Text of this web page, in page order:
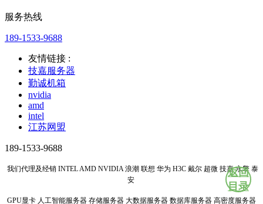
返回
目录
服务热线
189-1533-9688
友情链接 :
技嘉服务器
勤诚机箱
nvidia
amd
intel
江苏网盟
189-1533-9688
我们代理及经销 INTEL AMD NVIDIA 浪潮 联想 华为 H3C 戴尔 超微 技嘉 永擎 泰
安
GPU显卡 人工智能服务器 存储服务器 大数据服务器 数据库服务器 高密度服务器